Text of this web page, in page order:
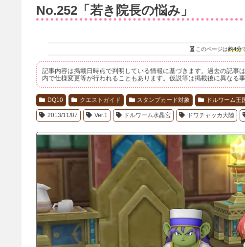
No.252「若き院長の悩み」
このページは約4分
記事内容は掲載日時点で判明している情報に基づきます。過去の記事
内で仕様変更等が行われることもあります。仮説等は掲載後に異なる
DQ10 クエストガイド スタンプカード対象 ドルワーム王
2013/11/07 Ver.1 ドルワーム水晶宮 ドワチャッカ大陸